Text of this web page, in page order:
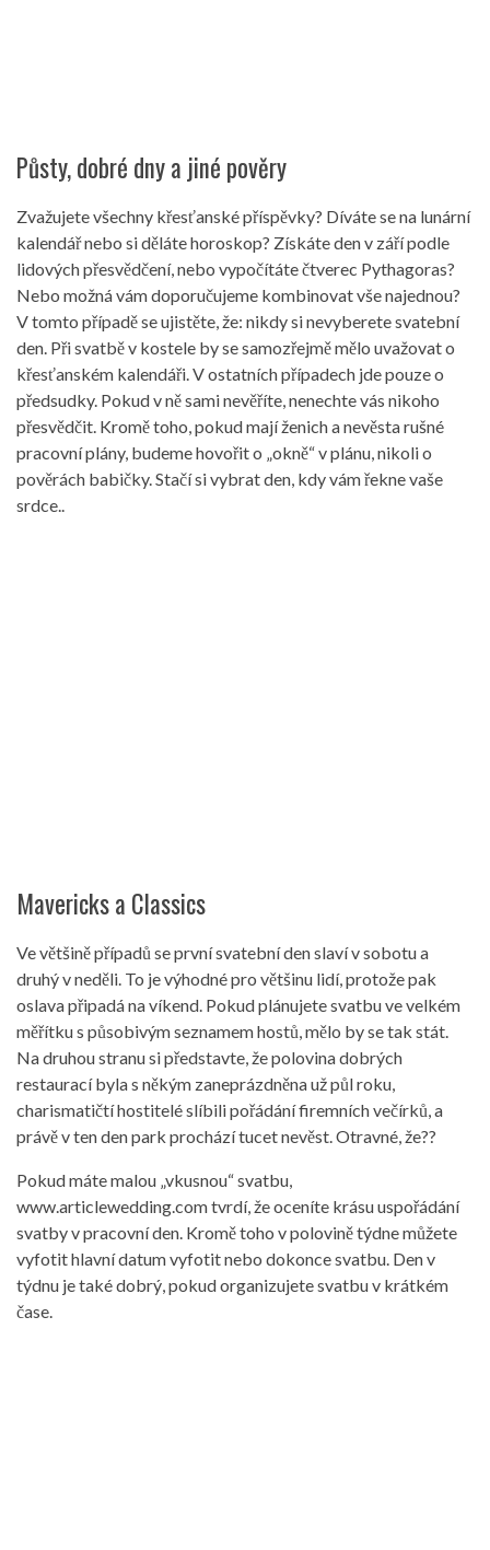
Půsty, dobré dny a jiné pověry
Zvažujete všechny křesťanské příspěvky? Díváte se na lunární
kalendář nebo si děláte horoskop? Získáte den v září podle
lidových přesvědčení, nebo vypočítáte čtverec Pythagoras?
Nebo možná vám doporučujeme kombinovat vše najednou?
V tomto případě se ujistěte, že: nikdy si nevyberete svatební
den. Při svatbě v kostele by se samozřejmě mělo uvažovat o
křesťanském kalendáři. V ostatních případech jde pouze o
předsudky. Pokud v ně sami nevěříte, nenechte vás nikoho
přesvědčit. Kromě toho, pokud mají ženich a nevěsta rušné
pracovní plány, budeme hovořit o „okně“ v plánu, nikoli o
pověrách babičky. Stačí si vybrat den, kdy vám řekne vaše
srdce..
Mavericks a Classics
Ve většině případů se první svatební den slaví v sobotu a
druhý v neděli. To je výhodné pro většinu lidí, protože pak
oslava připadá na víkend. Pokud plánujete svatbu ve velkém
měřítku s působivým seznamem hostů, mělo by se tak stát.
Na druhou stranu si představte, že polovina dobrých
restaurací byla s někým zaneprázdněna už půl roku,
charismatičtí hostitelé slíbili pořádání firemních večírků, a
právě v ten den park prochází tucet nevěst. Otravné, že??
Pokud máte malou „vkusnou“ svatbu,
www.articlewedding.com tvrdí, že oceníte krásu uspořádání
svatby v pracovní den. Kromě toho v polovině týdne můžete
vyfotit hlavní datum vyfotit nebo dokonce svatbu. Den v
týdnu je také dobrý, pokud organizujete svatbu v krátkém
čase.